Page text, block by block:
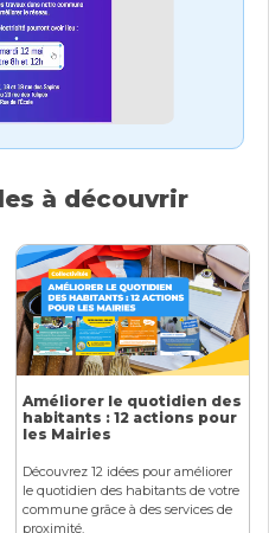
à découvrir
Améliorer le quotidien des
habitants : 12 actions pour
les Mairies
Découvrez 12 idées pour améliorer
le quotidien des habitants de votre
commune grâce à des services de
proximité.